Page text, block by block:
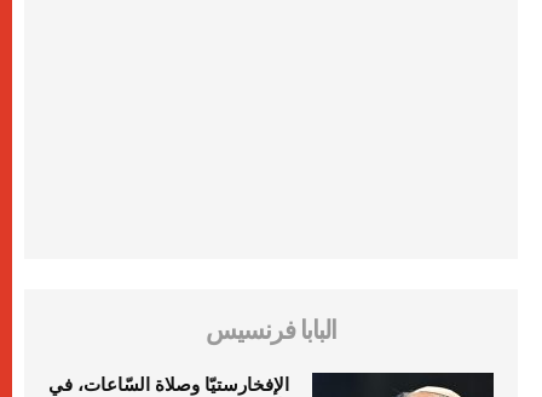
البابا فرنسيس
الإفخارستيّا وصلاة السّاعات، في